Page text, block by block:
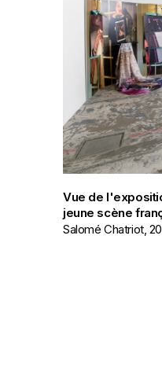
Vue de
jeune scène
Salomé Chatriot,